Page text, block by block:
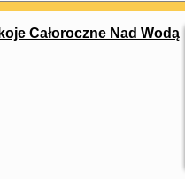
Całoroczne Nad Wodą